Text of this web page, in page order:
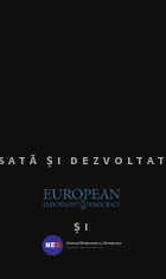
ȘI
ȘI